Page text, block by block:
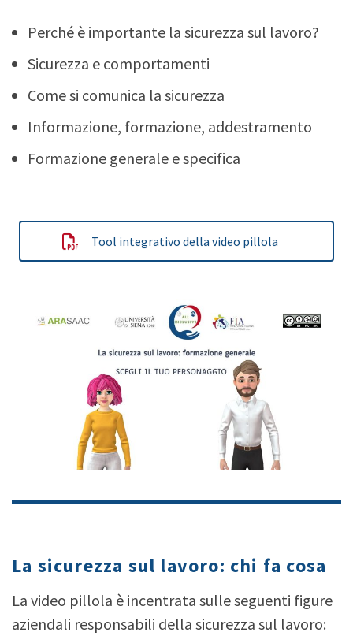
Perché è importante la sicurezza sul lavoro?
Sicurezza e comportamenti
Come si comunica la sicurezza
Informazione, formazione, addestramento
Formazione generale e specifica
Tool integrativo della video pillola
La sicurezza sul lavoro: chi fa cosa
La video pillola è incentrata sulle seguenti figure
aziendali responsabili della sicurezza sul lavoro: